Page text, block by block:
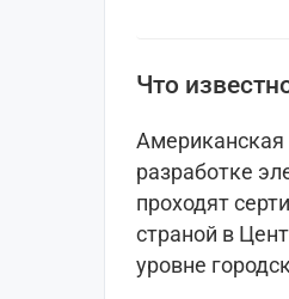
Что
Американская
разработке
проходят
страной в
уровне